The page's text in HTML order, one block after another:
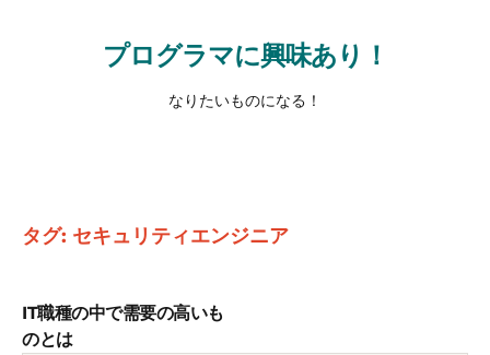
プログラマに興味あり！
なりたいものになる！
タグ: セキュリティエンジニア
IT職種の中で需要の高いも
のとは